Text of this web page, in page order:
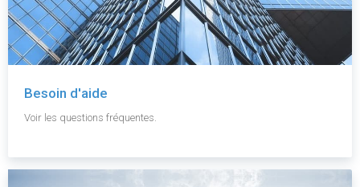
Besoin d'aide
Voir les questions fréquentes.